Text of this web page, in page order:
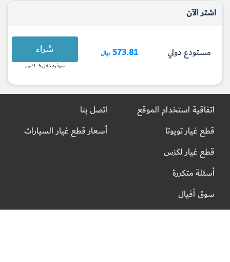
اشتر الآن
مستودع دولي 573.81 ريال شراء
متوفرة خلال 5 - 9 يوم
اتفاقية استخدام الموقع
قطع غيار تويوتا
قطع غيار لكزس
أسئلة متكررة
سوق أفيال
اتصل بنا
أسعار قطع غيار السيارات